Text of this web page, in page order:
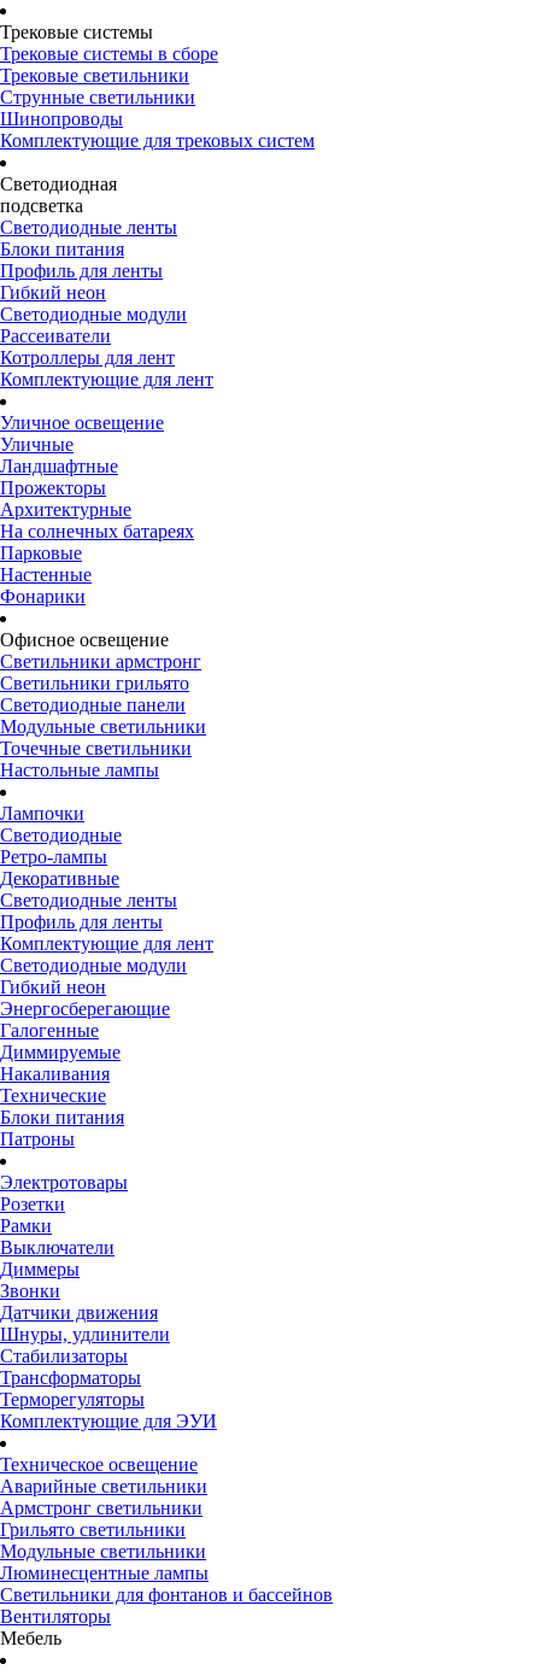
Трековые системы
Трековые системы в сборе
Трековые светильники
Струнные светильники
Шинопроводы
Комплектующие для трековых систем
Светодиодная
подсветка
Светодиодные ленты
Блоки питания
Профиль для ленты
Гибкий неон
Светодиодные модули
Рассеиватели
Котроллеры для лент
Комплектующие для лент
Уличное освещение
Уличные
Ландшафтные
Прожекторы
Архитектурные
На солнечных батареях
Парковые
Настенные
Фонарики
Офисное освещение
Светильники армстронг
Светильники грильято
Светодиодные панели
Модульные светильники
Точечные светильники
Настольные лампы
Лампочки
Светодиодные
Ретро-лампы
Декоративные
Светодиодные ленты
Профиль для ленты
Комплектующие для лент
Светодиодные модули
Гибкий неон
Энергосберегающие
Галогенные
Диммируемые
Накаливания
Технические
Блоки питания
Патроны
Электротовары
Розетки
Рамки
Выключатели
Диммеры
Звонки
Датчики движения
Шнуры, удлинители
Стабилизаторы
Трансформаторы
Терморегуляторы
Комплектующие для ЭУИ
Техническое освещение
Аварийные светильники
Армстронг светильники
Грильято светильники
Модульные светильники
Люминесцентные лампы
Светильники для фонтанов и бассейнов
Вентиляторы
Мебель